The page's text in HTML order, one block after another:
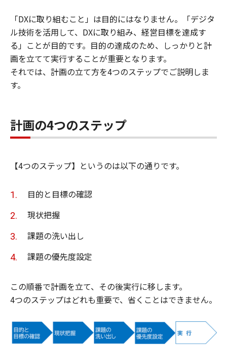
「DXに取り組むこと」は目的にはなりません。「デジタ
ル技術を活用して、DXに取り組み、経営目標を達成す
る」ことが目的です。目的の達成のため、しっかりと計
画を立てて実行することが重要となります。
それでは、計画の立て方を4つのステップでご説明しま
す。
計画の4つのステップ
【4つのステップ】というのは以下の通りです。
目的と目標の確認
現状把握
課題の洗い出し
課題の優先度設定
この順番で計画を立て、その後実行に移します。
4つのステップはどれも重要で、省くことはできません。